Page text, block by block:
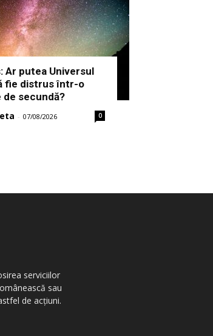
Ar putea Universul
fie distrus într-o
secundă?
- 07/08/2026 0
serviciilor
sau
de acțiuni.